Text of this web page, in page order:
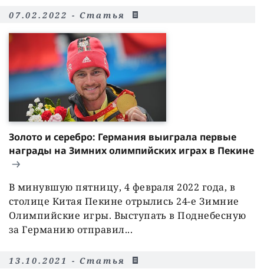
07.02.2022 - Статья
Золото и серебро: Германия выиграла первые
награды на Зимних олимпийских играх в Пекине
В минувшую пятницу, 4 февраля 2022 года, в
столице Китая Пекине отрылись 24-е Зимние
Олимпийские игры. Выступать в Поднебесную
за Германию отправил...
13.10.2021 - Статья